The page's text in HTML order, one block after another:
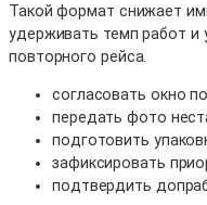
Такой формат снижает
удерживать темп работ и
повторного рейса.
согласовать окно
передать фото
подготовить
зафиксировать
подтвердить